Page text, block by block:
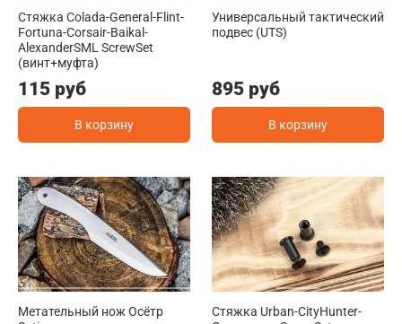
Стяжка Colada-General-Flint-
Fortuna-Corsair-Baikal-
AlexanderSML ScrewSet
(винт+муфта)
115 руб
В корзину
Универсальный тактический
подвес (UTS)
895 руб
В корзину
Метательный нож Осётр
Стяжка Urban-CityHunter-